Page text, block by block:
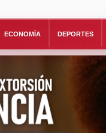
ECONOMÍA DEPORTES